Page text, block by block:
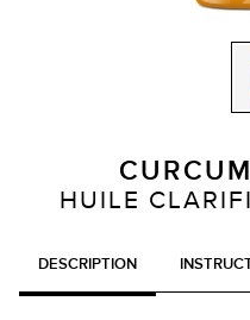
HUILE
DESCRIPTION